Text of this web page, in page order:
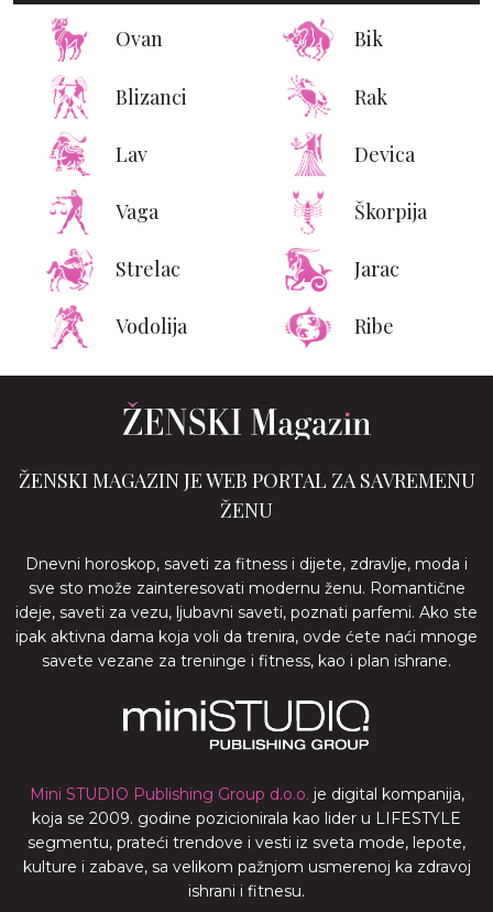
Ovan Bik
Blizanci Rak
Lav Devica
Vaga Škorpija
Strelac Jarac
Vodolija Ribe
ŽENSKI MAGAZIN JE WEB PORTAL ZA SAVREMENU
ŽENU
Dnevni horoskop, saveti za fitness i dijete, zdravlje, moda i
sve sto može zainteresovati modernu ženu. Romantične
ideje, saveti za vezu, ljubavni saveti, poznati parfemi. Ako ste
ipak aktivna dama koja voli da trenira, ovde ćete naći mnoge
savete vezane za treninge i fitness, kao i plan ishrane.
Mini STUDIO Publishing Group d.o.o. je digital kompanija,
koja se 2009. godine pozicionirala kao lider u LIFESTYLE
segmentu, prateći trendove i vesti iz sveta mode, lepote,
kulture i zabave, sa velikom pažnjom usmerenoj ka zdravoj
ishrani i fitnesu.